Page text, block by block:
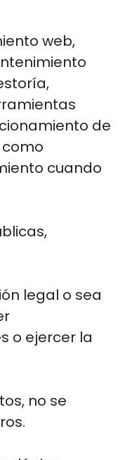
web,
de
cuando
legal o sea
o ejercer la
no se